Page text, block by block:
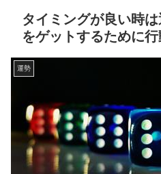
タイミングが良い時
をゲットするために
運勢